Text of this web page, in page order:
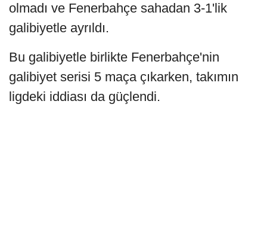
olmadı ve Fenerbahçe sahadan 3-1'lik
galibiyetle ayrıldı.
Bu galibiyetle birlikte Fenerbahçe'nin
galibiyet serisi 5 maça çıkarken, takımın
ligdeki iddiası da güçlendi.